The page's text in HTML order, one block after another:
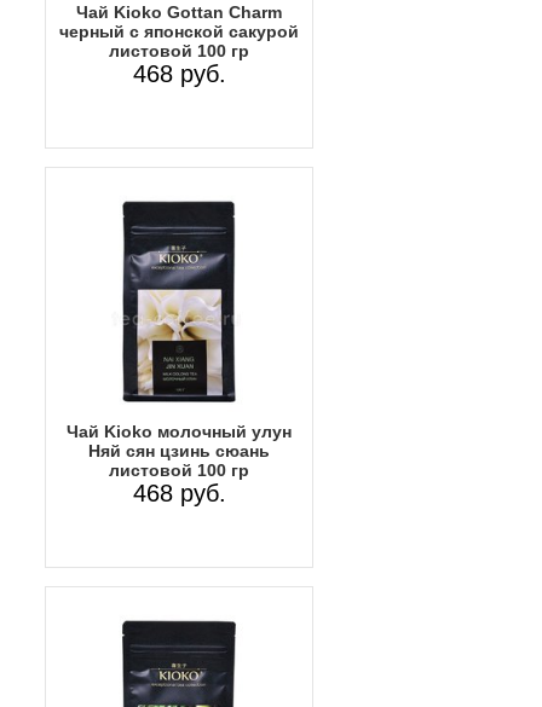
Чай Kioko Gottan Charm
черный с японской сакурой
листовой 100 гр
468 руб.
Чай Kioko молочный улун
Няй сян цзинь сюань
листовой 100 гр
468 руб.